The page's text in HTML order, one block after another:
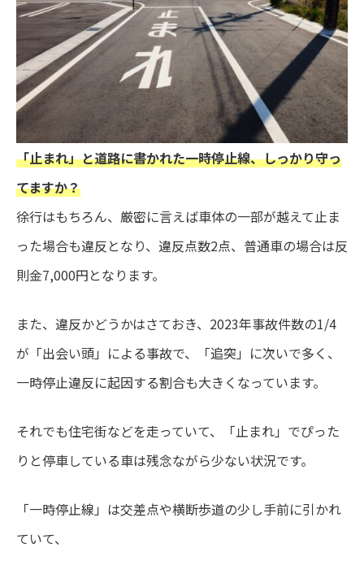
「止まれ」と道路に書かれた一時停止線、しっかり守っ
てますか？
徐行はもちろん、厳密に言えば車体の一部が越えて止ま
った場合も違反となり、違反点数2点、普通車の場合は反
則金7,000円となります。
また、違反かどうかはさておき、2023年事故件数の1/4
が「出会い頭」による事故で、「追突」に次いで多く、
一時停止違反に起因する割合も大きくなっています。
それでも住宅街などを走っていて、「止まれ」でぴった
りと停車している車は残念ながら少ない状況です。
「一時停止線」は交差点や横断歩道の少し手前に引かれ
ていて、